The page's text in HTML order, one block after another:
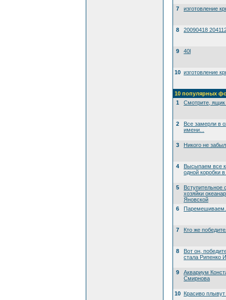
7 изготовление
8 20090418
9 40l
10 изготовление
10 популярных
1
Смотрите, ящик
2
Все замерли в
имени...
3 Никого не
4
Высыпаем все
одной коробки
5
Вступительное
хозяйки
Яновской
6
7 Кто же
8
Вот он,
стала Рипенко
9
Аквариум
Смирнова
10 Красиво плывут